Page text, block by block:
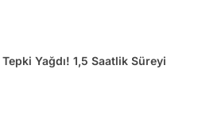
Yağdı! 1,5 Saatlik Süreyi